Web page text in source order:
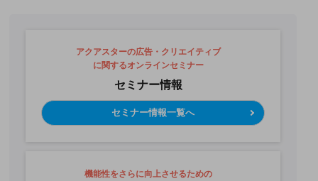
アクアスターの広告・クリエイティブ
に関するオンラインセミナー
セミナー情報
セミナー情報一覧へ
機能性をさらに向上させるための